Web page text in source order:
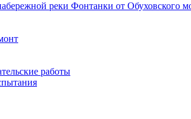
реки Фонтанки от Обуховского
работы